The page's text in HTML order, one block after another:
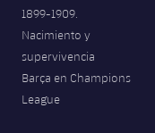
1899-1909.
Nacimiento y
supervivencia
Barça en Champions
League